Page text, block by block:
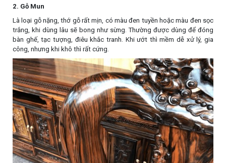
2. Gỗ Mun
Là loại gỗ nặng, thớ gỗ rất mịn, có màu đen tuyền hoặc màu đen sọc
trắng, khi dùng lâu sẽ bong như sừng. Thường được dùng để đóng
bàn ghế, tạc tượng, điêu khắc tranh. Khi ướt thì mềm dễ xử lý, gia
công, nhưng khi khô thì rất cứng.